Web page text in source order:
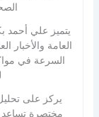
يتميز علي أحمد
العامة
السرعة في
يركز على
مختصرة